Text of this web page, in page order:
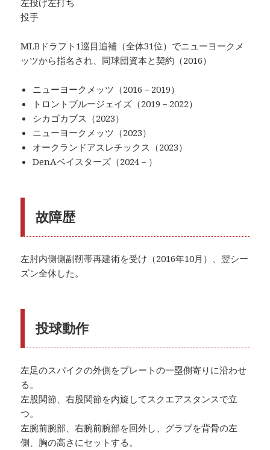
投手
MLBドラフト1巡目追補（全体31位）でニューヨークメ
ッツから指名され、同球団資本と契約（2016）
ニューヨークメッツ（2016－2019）
トロントブルージェイズ（2019－2022）
シカゴカブス（2023）
ニューヨークメッツ（2023）
オークランドアスレチックス（2023）
DenAベイスターズ（2024－）
故障歴
左肘内側側副靭帯再建術を受け（2016年10月）、翌シー
ズン全休した。
投球動作
左足のスパイクの外側をプレートの一塁側寄りに沿わせ
る。
左股関節、右股関節を内旋してスクエアスタンスで立
つ。
左腕前腕部、右腕前腕部を回外し、グラブを背骨の左
側、胸の高さにセットする。